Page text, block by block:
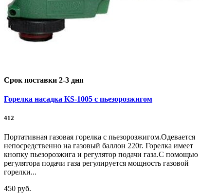
Срок поставки 2-3 дня
Горелка насадка KS-1005 с пьезорозжигом
412
Портативная газовая горелка с пьезорозжигом.Одевается
непосредственно на газовый баллон 220г. Горелка имеет
кнопку пьезорозжига и регулятор подачи газа.С помощью
регулятора подачи газа регулируется мощность газовой
горелки...
450 руб.